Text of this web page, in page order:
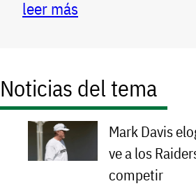
leer más
Noticias del tema
Mark Davis
ve a los
competir